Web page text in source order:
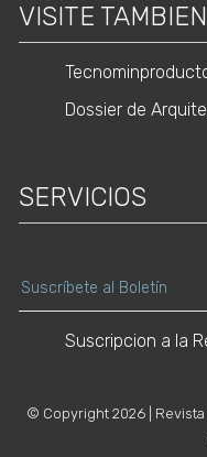
VISITE
Dossier de
SERVICIOS
Suscripcion a la
© Copyright 2026 |